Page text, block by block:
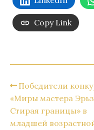
Copy Link
Победители
«Миры мастера
Стирая границы» в
младшей